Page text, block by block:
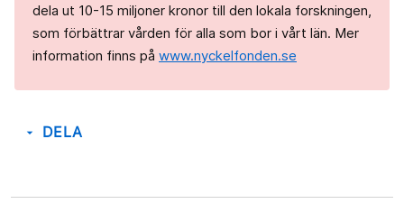
dela ut 10-15 miljoner kronor till den lokala forskningen,
som förbättrar vården för alla som bor i vårt län. Mer
information finns på www.nyckelfonden.se
arrow_drop_down DELA